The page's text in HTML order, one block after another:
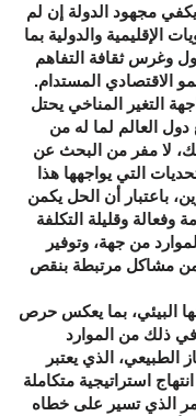
مجهود الدولة إن لم
الإقليمية والدولية بما
وغرس ثقافة التفاهم
الاقتصادي المستدام.
التغير المناخي يحتل
العالم لما له من
لا مفر من البحث عن
التي يواجهها هذا
باعتبار أن الحل يكمن
وفعالة وقليلة التكلفة
من جهة، وتوفير
من مشاكل مرتبطة بنقص
البيئي، بما يعكس حرص
في ذلك من الموارد
الطبيعي، الذي يعتبر
استراتيجية متكاملة
الذي تسير على خطاه